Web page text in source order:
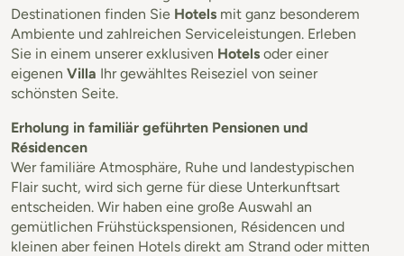
Destinationen finden Sie Hotels mit ganz besonderem
Ambiente und zahlreichen Serviceleistungen. Erleben
Sie in einem unserer exklusiven Hotels oder einer
eigenen Villa Ihr gewähltes Reiseziel von seiner
schönsten Seite.
Erholung in familiär geführten Pensionen und
Résidencen
Wer familiäre Atmosphäre, Ruhe und landestypischen
Flair sucht, wird sich gerne für diese Unterkunftsart
entscheiden. Wir haben eine große Auswahl an
gemütlichen Frühstückspensionen, Résidencen und
kleinen aber feinen Hotels direkt am Strand oder mitten